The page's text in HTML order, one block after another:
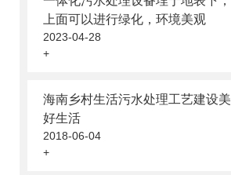
上面可以进行绿化，环境美观
2023-04-28
+
海南乡村生活污水处理工艺建设美
好生活
2018-06-04
+